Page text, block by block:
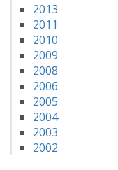
2013
2011
2010
2009
2008
2006
2005
2004
2003
2002